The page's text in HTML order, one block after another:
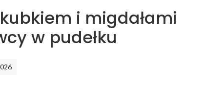
kubkiem i migdałami
w pudełku